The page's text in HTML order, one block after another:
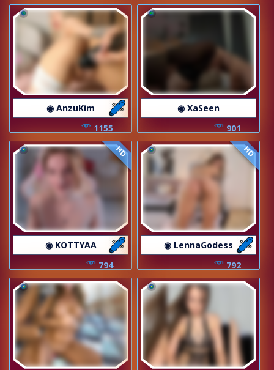
◉ AnzuKim
1155
◉ XaSeen
901
HD
◉ KOTTYAA
794
HD
◉ LennaGodess
792